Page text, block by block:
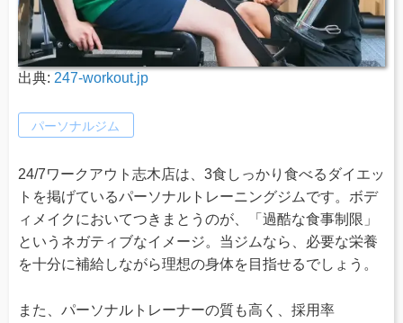
出典: 247-workout.jp
パーソナルジム
24/7ワークアウト志木店は、3食しっかり食べるダイエッ
トを掲げているパーソナルトレーニングジムです。ボデ
ィメイクにおいてつきまとうのが、「過酷な食事制限」
というネガティブなイメージ。当ジムなら、必要な栄養
を十分に補給しながら理想の身体を目指せるでしょう。
また、パーソナルトレーナーの質も高く、採用率